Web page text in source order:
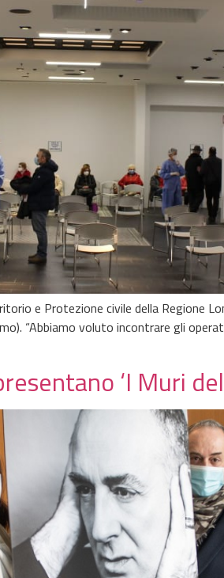
e Protezione civile della Regione
“Abbiamo voluto incontrare gli
‘I Muri